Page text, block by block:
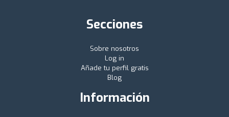
Secciones
Sobre nosotros
Log in
Añade tu perfil gratis
Blog
Información